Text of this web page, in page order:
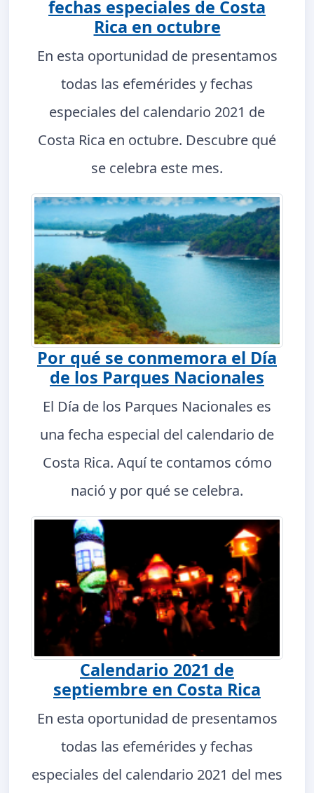
fechas especiales de Costa
Rica en octubre
En esta oportunidad de presentamos
todas las efemérides y fechas
especiales del calendario 2021 de
Costa Rica en octubre. Descubre qué
se celebra este mes.
Por qué se conmemora el Día
de los Parques Nacionales
El Día de los Parques Nacionales es
una fecha especial del calendario de
Costa Rica. Aquí te contamos cómo
nació y por qué se celebra.
Calendario 2021 de
septiembre en Costa Rica
En esta oportunidad de presentamos
todas las efemérides y fechas
especiales del calendario 2021 del mes